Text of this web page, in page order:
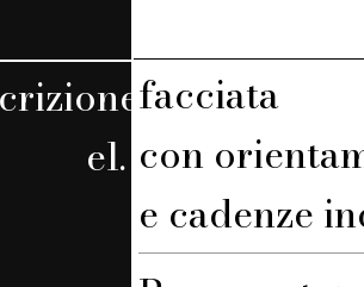
el.
facciata
con
e cadenze